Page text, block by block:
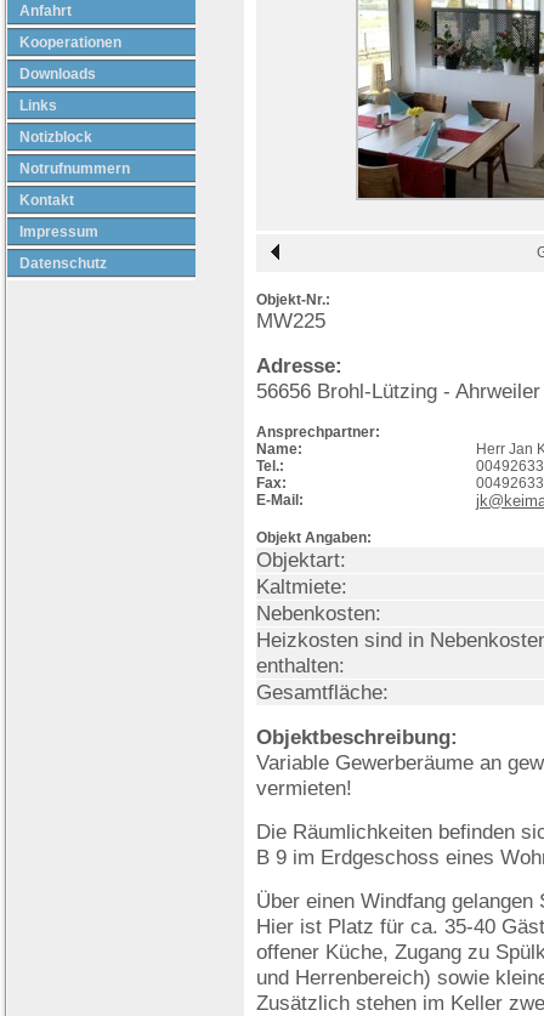
Anfahrt
Kooperationen
Downloads
Links
Notizblock
Notrufnummern
Kontakt
Impressum
Datenschutz
Objekt-Nr.:
MW225
Adresse:
56656 Brohl-Lützing - Ahrweiler
Ansprechpartner:
Name:
Herr Jan
Tel.:
Fax:
E-Mail:
Objekt Angaben:
Objektart:
Kaltmiete:
Nebenkosten:
Heizkosten sind in
enthalten:
Gesamtfläche:
Objektbeschreibung:
Variable Gewerberäume an
vermieten!
Die Räumlichkeiten befinden
B 9 im Erdgeschoss eines
Über einen Windfang
Hier ist Platz für ca. 35-40
offener Küche, Zugang zu
und Herrenbereich) sowie
Zusätzlich stehen im Keller